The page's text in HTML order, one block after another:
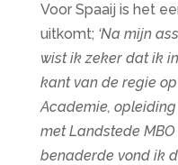
Voor Spaaij is het
uitkomt; ‘Na mijn
wist ik zeker dat ik
kant van de regie
Academie,
met Landstede
benaderde vond ik